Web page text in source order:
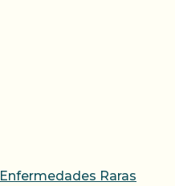
Enfermedades Raras